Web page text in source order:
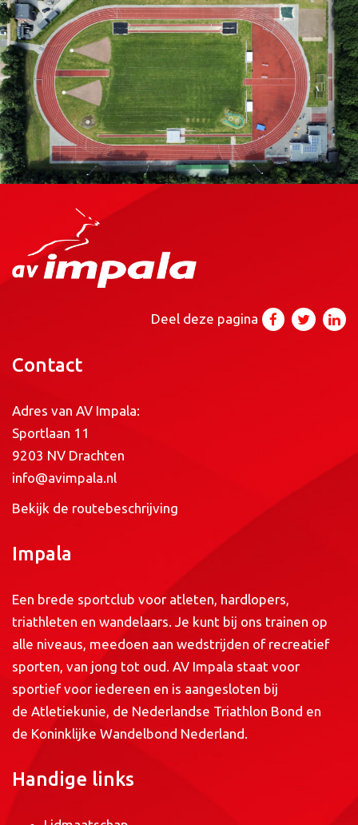
Deel deze pagina
Contact
Adres van AV Impala:
Sportlaan 11
9203 NV Drachten
info@avimpala.nl
Bekijk de routebeschrijving
Impala
Een brede sportclub voor atleten, hardlopers,
triathleten en wandelaars. Je kunt bij ons trainen op
alle niveaus, meedoen aan wedstrijden of recreatief
sporten, van jong tot oud. AV Impala staat voor
sportief voor iedereen en is aangesloten bij
de Atletiekunie, de Nederlandse Triathlon Bond en
de Koninklijke Wandelbond Nederland.
Handige links